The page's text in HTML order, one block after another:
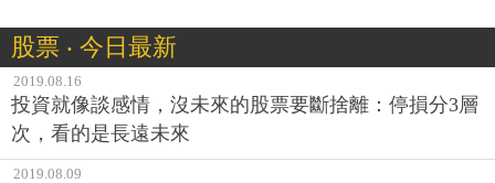
股票 ‧ 今日最新
2019.08.16
投資就像談感情，沒未來的股票要斷捨離：停損分3層
次，看的是長遠未來
2019.08.09